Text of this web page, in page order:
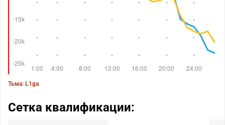
Тьма: L1ga
Сетка квалификации: